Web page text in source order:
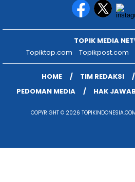
TOPIK MEDIA
Topiktop.com
Topikpost.com
HOME TIM REDAKSI
PEDOMAN MEDIA
HAK
COPYRIGHT © 2026